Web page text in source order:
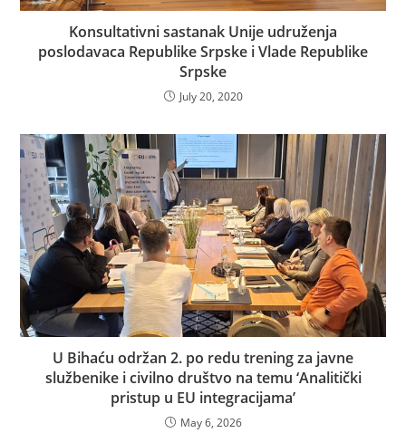
Konsultativni sastanak Unije udruženja
poslodavaca Republike Srpske i Vlade Republike
Srpske
July 20, 2020
U Bihaću održan 2. po redu trening za javne
službenike i civilno društvo na temu ‘Analitički
pristup u EU integracijama’
May 6, 2026